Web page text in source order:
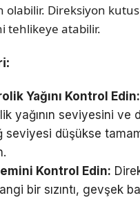
olabilir. Direksiyon
tehlikeye atabilir.
Yağını Kontrol Edin:
yağının seviyesini ve
seviyesi düşükse
Kontrol Edin:
bir sızıntı, gevşek